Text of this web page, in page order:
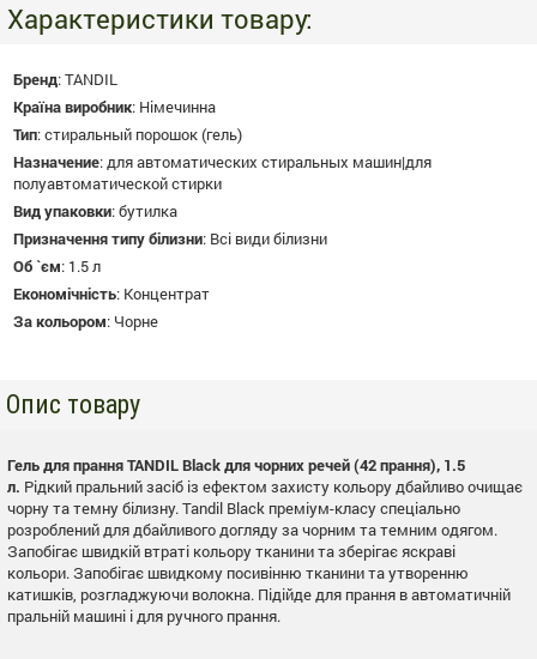
Характеристики товару:
Бренд:TANDIL
Країна виробник: Німечинна
Тип:стиральный порошок (гель)
Назначение:для автоматических стиральных машин|для
полуавтоматической стирки
Вид упаковки:бутилка
Призначення типу білизни: Всі види білизни
Об `єм: 1.5 л
Економічність: Концентрат
За кольором: Чорне
Опис товару
Гель для прання TANDIL Black для чорних речей (42 прання), 1.5
л. Рідкий пральний засіб із ефектом захисту кольору дбайливо очищає
чорну та темну білизну. Tandil Black преміум-класу спеціально
розроблений для дбайливого догляду за чорним та темним одягом.
Запобігає швидкій втраті кольору тканини та зберігає яскраві
кольори. Запобігає швидкому посивінню тканини та утворенню
катишків, розгладжуючи волокна. Підійде для прання в автоматичній
пральній машині і для ручного прання.